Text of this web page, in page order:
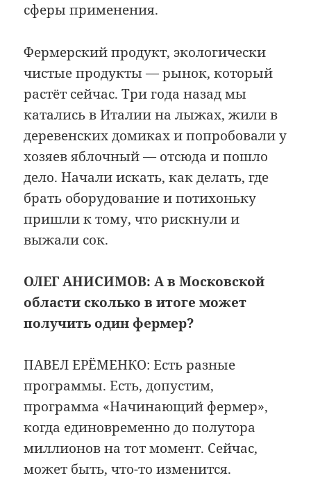
сферы применения.
Фермерский продукт, экологически
чистые продукты — рынок, который
растёт сейчас. Три года назад мы
катались в Италии на лыжах, жили в
деревенских домиках и попробовали у
хозяев яблочный — отсюда и пошло
дело. Начали искать, как делать, где
брать оборудование и потихоньку
пришли к тому, что рискнули и
выжали сок.
ОЛЕГ АНИСИМОВ: А в Московской
области сколько в итоге может
получить один фермер?
ПАВЕЛ ЕРЁМЕНКО: Есть разные
программы. Есть, допустим,
программа «Начинающий фермер»,
когда единовременно до полутора
миллионов на тот момент. Сейчас,
может быть, что-то изменится.